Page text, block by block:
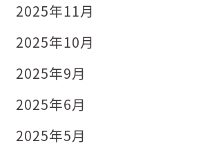
2025年11月
2025年10月
2025年9月
2025年6月
2025年5月